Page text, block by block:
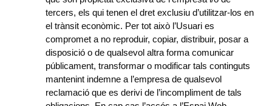
tercers, els qui tenen el dret exclusiu d’utilitzar-los en
el trànsit econòmic. Per tot això l’Usuari es
compromet a no reproduir, copiar, distribuir, posar a
disposició o de qualsevol altra forma comunicar
públicament, transformar o modificar tals continguts
mantenint indemne a l’empresa de qualsevol
reclamació que es derivi de l’incompliment de tals